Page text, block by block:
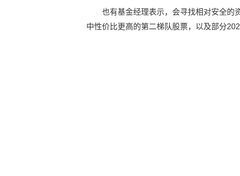
也有基金经理表示，会寻找相对安全的
中性价比更高的第二梯队股票，以及部分